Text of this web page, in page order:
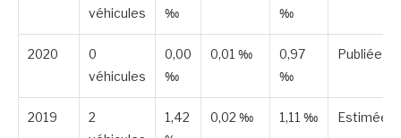
véhicules
‰
‰
2020
0
véhicules
0,00
‰
0,01 ‰
0,97
‰
Publiée
2019
2
1,42
0,02 ‰ 1,11 ‰ Estimée